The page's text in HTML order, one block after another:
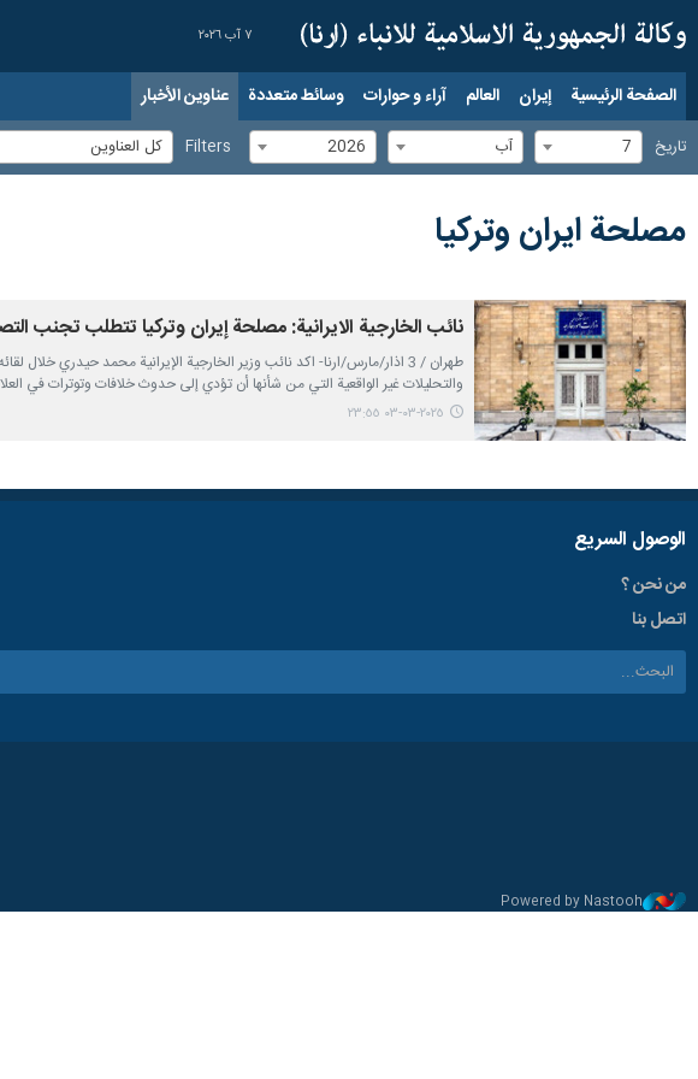
٧ آب ٢٠٢٦
الصفحة الرئيسية إيران العالم آراء و حوارات وسائط متعددة عناوين الأخبار
تاریخ 7 آب 2026
Filters كل العناوين
مصلحة ايران وتركيا
نائب الخارجية الايرانية: مصلحة إيران وتركيا تتطلب تجنب
طهران / 3 اذار/مارس/ارنا- اكد نائب وزير الخارجية الإيرانية محمد
والتحليلات غير الواقعية التي من شأنها أن تؤدي إلى حدوث خلافات وتوترات في
٢٠٢٥-٠٣-٠٣ ٢٣:٥٥
الوصول السریع
من نحن ؟
اتصل بنا
Powered by Nastooh